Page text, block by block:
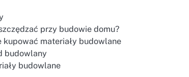
przy budowie domu?
kupować materiały budowlane
budowlany
budowlane